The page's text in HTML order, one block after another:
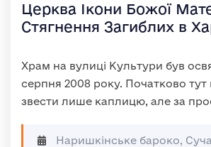
Церква Ікони Божої
Стягнення Загиблих в
Храм на вулиці Культури був
серпня 2008 року. Початково тут
звести лише каплицю, але за
Наришкінське бароко,